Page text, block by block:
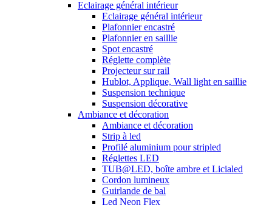
Eclairage général intérieur
Eclairage général intérieur
Plafonnier encastré
Plafonnier en saillie
Spot encastré
Réglette complète
Projecteur sur rail
Hublot, Applique, Wall light en saillie
Suspension technique
Suspension décorative
Ambiance et décoration
Ambiance et décoration
Strip à led
Profilé aluminium pour stripled
Réglettes LED
TUB@LED, boîte ambre et Licialed
Cordon lumineux
Guirlande de bal
Led Neon Flex